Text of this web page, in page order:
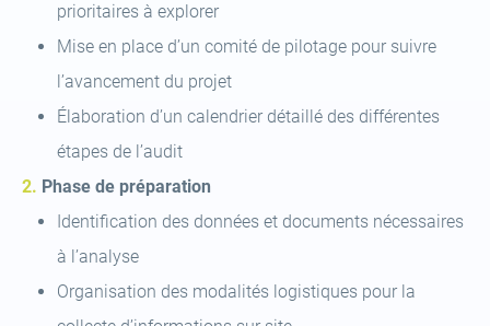
prioritaires à explorer
Mise en place d’un comité de pilotage pour suivre
l’avancement du projet
Élaboration d’un calendrier détaillé des différentes
étapes de l’audit
Phase de préparation
Identification des données et documents nécessaires
à l’analyse
Organisation des modalités logistiques pour la